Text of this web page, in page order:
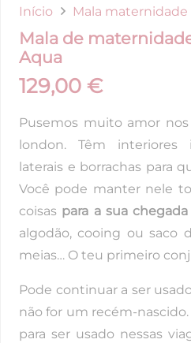
Início Mala maternidade
Mala de
Aqua
129,00 €
Pusemos muito amor
london. Têm interiores
laterais e borrachas para
Você pode manter nele
coisas para a sua
algodão, cooing ou saco
meias… O teu primeiro
Pode continuar a ser
não for um recém-
para ser usado nessas